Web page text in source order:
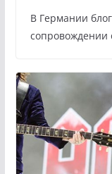
В Германии
сопровождении